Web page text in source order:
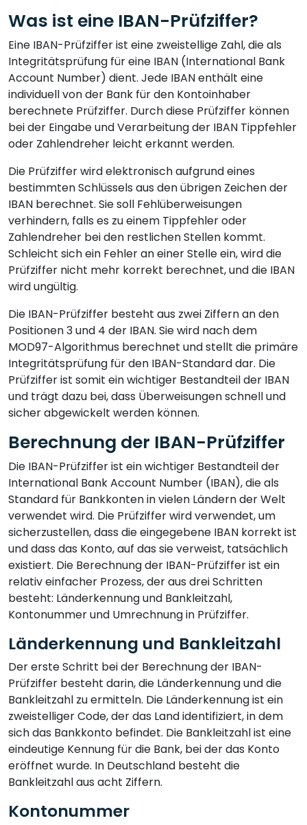
Was ist eine IBAN-Prüfziffer?
Eine IBAN-Prüfziffer ist eine zweistellige Zahl, die als
Integritätsprüfung für eine IBAN (International Bank
Account Number) dient. Jede IBAN enthält eine
individuell von der Bank für den Kontoinhaber
berechnete Prüfziffer. Durch diese Prüfziffer können
bei der Eingabe und Verarbeitung der IBAN Tippfehler
oder Zahlendreher leicht erkannt werden.
Die Prüfziffer wird elektronisch aufgrund eines
bestimmten Schlüssels aus den übrigen Zeichen der
IBAN berechnet. Sie soll Fehlüberweisungen
verhindern, falls es zu einem Tippfehler oder
Zahlendreher bei den restlichen Stellen kommt.
Schleicht sich ein Fehler an einer Stelle ein, wird die
Prüfziffer nicht mehr korrekt berechnet, und die IBAN
wird ungültig.
Die IBAN-Prüfziffer besteht aus zwei Ziffern an den
Positionen 3 und 4 der IBAN. Sie wird nach dem
MOD97-Algorithmus berechnet und stellt die primäre
Integritätsprüfung für den IBAN-Standard dar. Die
Prüfziffer ist somit ein wichtiger Bestandteil der IBAN
und trägt dazu bei, dass Überweisungen schnell und
sicher abgewickelt werden können.
Berechnung der IBAN-Prüfziffer
Die IBAN-Prüfziffer ist ein wichtiger Bestandteil der
International Bank Account Number (IBAN), die als
Standard für Bankkonten in vielen Ländern der Welt
verwendet wird. Die Prüfziffer wird verwendet, um
sicherzustellen, dass die eingegebene IBAN korrekt ist
und dass das Konto, auf das sie verweist, tatsächlich
existiert. Die Berechnung der IBAN-Prüfziffer ist ein
relativ einfacher Prozess, der aus drei Schritten
besteht: Länderkennung und Bankleitzahl,
Kontonummer und Umrechnung in Prüfziffer.
Länderkennung und Bankleitzahl
Der erste Schritt bei der Berechnung der IBAN-
Prüfziffer besteht darin, die Länderkennung und die
Bankleitzahl zu ermitteln. Die Länderkennung ist ein
zweistelliger Code, der das Land identifiziert, in dem
sich das Bankkonto befindet. Die Bankleitzahl ist eine
eindeutige Kennung für die Bank, bei der das Konto
eröffnet wurde. In Deutschland besteht die
Bankleitzahl aus acht Ziffern.
Kontonummer